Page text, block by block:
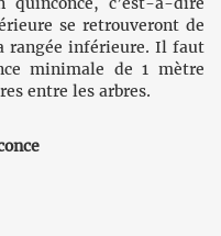
se retrouveront de
rangée inférieure. Il faut
minimale de 1 mètre
entre les arbres.